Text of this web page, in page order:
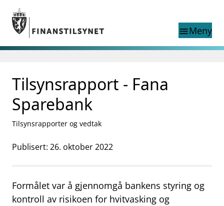
Gå til hovedinnhold
Gå til søkesiden
menuMeny
nettstedet
language
English
exist in English
Tilsyn
Aktuelt
Finanstilsynets registre
businessOm Finanstilsynet
Tilsynsrapport - Fana
Sparebank
Tilsynsrapporter og vedtak
Publisert: 26. oktober 2022
Formålet var å gjennomgå bankens styring og
kontroll av risikoen for hvitvasking og